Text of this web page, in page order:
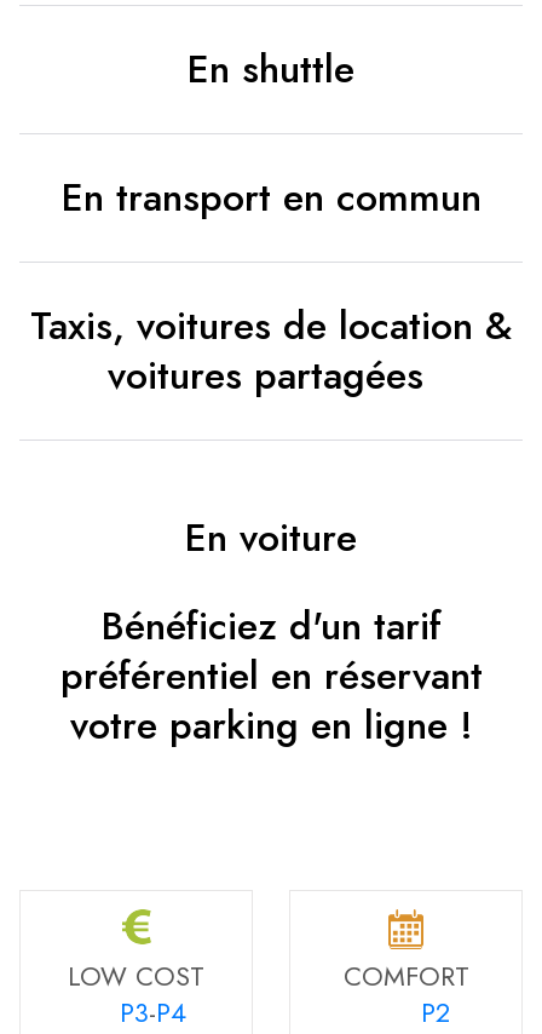
En shuttle
En transport en commun
Taxis, voitures de location &
voitures partagées
En voiture
Bénéficiez d'un tarif
préférentiel en réservant
votre parking en ligne !
LOW COST
P3-P4
COMFORT
P2